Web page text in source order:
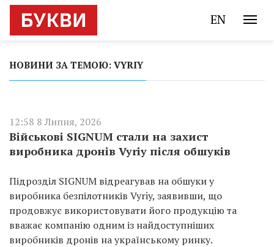
EN
НОВИНИ ЗА ТЕМОЮ: VYRIY
12:58 8 Липня, 2026
Військові SIGNUM стали на захист
виробника дронів Vyriy після обшуків
Підрозділ SIGNUM відреагував на обшуки у
виробника безпілотників Vyriy, заявивши, що
продовжує використовувати його продукцію та
вважає компанію одним із найдоступніших
виробників дронів на українському ринку.